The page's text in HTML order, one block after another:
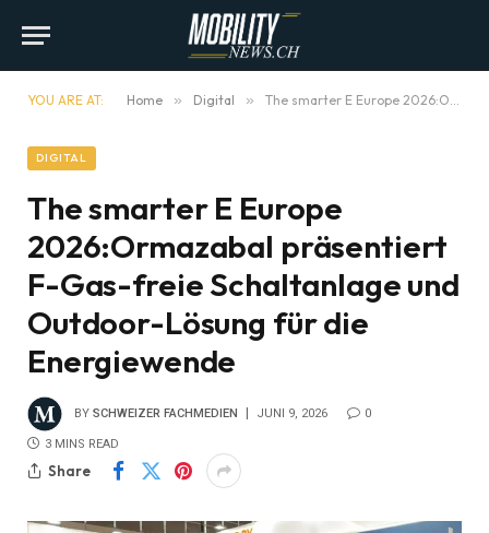
YOU ARE AT: Home » Digital » The smarter E Europe 2026:Ormazabal präsentiert F-Gas-freie Schaltanlage und Outdoor-Lösung für die Energiewende
DIGITAL
The smarter E Europe
2026:Ormazabal präsentiert
F-Gas-freie Schaltanlage und
Outdoor-Lösung für die
Energiewende
BY SCHWEIZER FACHMEDIEN JUNI 9, 2026 0
3 MINS READ
Share